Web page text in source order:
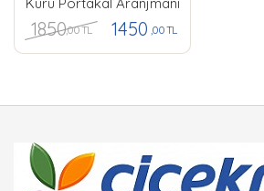
1850,00 TL 1450 ,00 TL